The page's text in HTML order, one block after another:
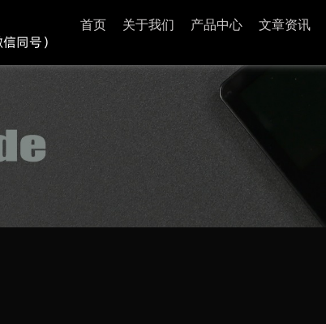
首页 关于我们 产品中心 文章资讯